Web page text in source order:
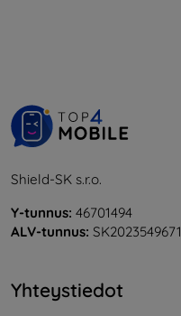
Shield-SK s.r.o.
Y-tunnus: 46701494
ALV-tunnus: SK2023549671
Yhteystiedot